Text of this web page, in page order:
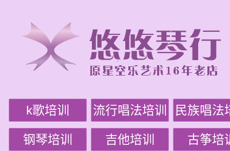
k歌培训 流行唱法培训 民族唱法
钢琴培训 吉他培训 古筝培